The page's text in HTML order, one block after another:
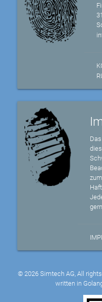
© 2026 Simtech AG, All
written in